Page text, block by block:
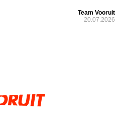
Team Vooruit
20.07.2026